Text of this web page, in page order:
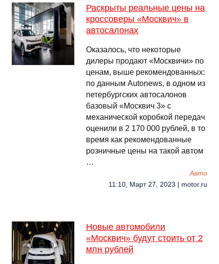
Раскрыты реальные цены на
кроссоверы «Москвич» в
автосалонах
Оказалось, что некоторые
дилеры продают «Москвичи» по
ценам, выше рекомендованных:
по данным Autonews, в одном из
петербургских автосалонов
базовый «Москвич 3» с
механической коробкой передач
оценили в 2 170 000 рублей, в то
время как рекомендованные
розничные цены на такой автом
…
Авто
11:10, Март 27, 2023 | motor.ru
Новые автомобили
«Москвич» будут стоить от 2
млн рублей